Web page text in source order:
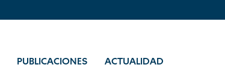
PUBLICACIONES ACTUALIDAD